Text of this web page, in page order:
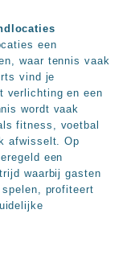
een
waar tennis vaak
vind je
verlichting en een
wordt vaak
fitness, voetbal
afwisselt. Op
een
waarbij gasten
profiteert